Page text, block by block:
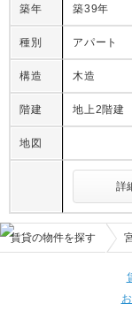
築年 築39年
種別 アパート
構造 木造
階建 地上2階建
地図
詳
賃貸の物件を探す